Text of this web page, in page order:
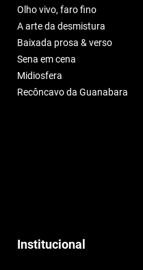
Olho vivo, faro fino
A arte da desmistura
Baixada prosa & verso
Sena em cena
Midiosfera
Recôncavo da Guanabara
Institucional